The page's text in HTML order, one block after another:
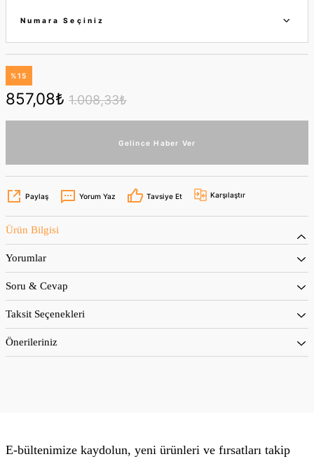
%15
857,08₺ 1.008,33₺
Gelince Haber Ver
Paylaş Yorum Yaz Tavsiye Et Karşılaştır
Ürün Bilgisi
Yorumlar
Soru & Cevap
Taksit Seçenekleri
Önerileriniz
E-bültenimize kaydolun, yeni ürünleri ve fırsatları takip